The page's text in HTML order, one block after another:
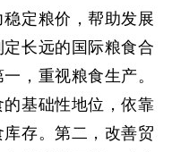
定粮价，帮助发展
长远的国际粮食合
，重视粮食生产。
基础性地位，依靠
存。第二，改善贸